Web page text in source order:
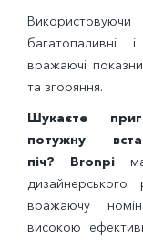
багатопаливні
вражаючі
та згоряння.
Шукаєте
потужну
піч? Bronpi
вражаючу
високою